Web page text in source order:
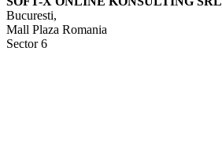
Bucuresti,
Mall Plaza Romania
Sector 6